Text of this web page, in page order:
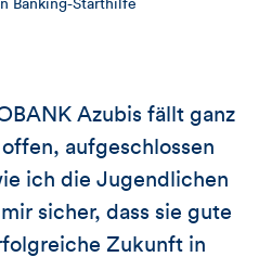
Banking-Starthilfe
Azubis fällt ganz
aufgeschlossen
ich die Jugendlichen
sicher, dass sie gute
Zukunft in